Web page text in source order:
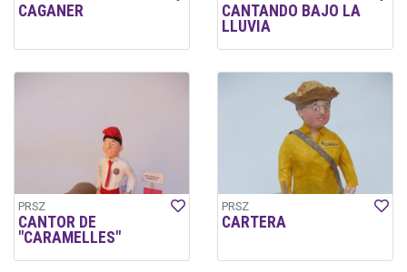
CAGANER
CANTANDO BAJO LA
LLUVIA
PRSZ
CANTOR DE
"CARAMELLES"
PRSZ
CARTERA